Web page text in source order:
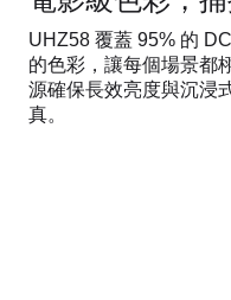
UHZ58 覆蓋 95% 的
的色彩，讓每個場景都
源確保長效亮度與沉浸
真。